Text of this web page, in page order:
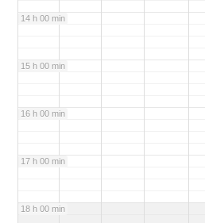
14 h 00 min
15 h 00 min
16 h 00 min
17 h 00 min
18 h 00 min